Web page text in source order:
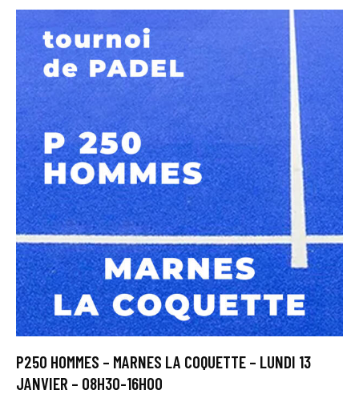
P250 HOMMES – MARNES LA COQUETTE – LUNDI 13
JANVIER – 08H30-16H00